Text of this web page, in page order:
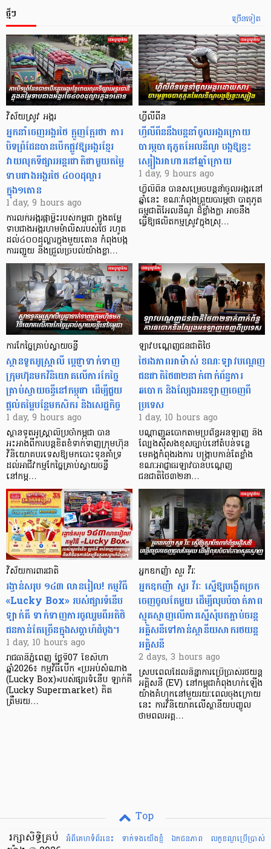
ច្រើនទៀត
ថ្មីៗ
វិស័យស្រូវ អង្ករ
អ្នកនាំចេញអង្ករថៃ ត្អូញត្អែរថា ការ
បិទព្រំដែនបានបើកផ្លូវឱ្យអង្ករខ្មែរ
វាយលុកទីផ្សារអន្តរជាតិជាមួយតម្លៃ
ទាបជាងអង្ករថៃ ៤០០ដុល្លារ
ក្នុង១តោន
1 day, 9 hours ago
ការលក់អង្ករផ្កាម្លិះរបស់កម្ពុជា ក្នុងតម្លៃ
ទាបជាងអង្ករហមម៉ាលិសរបស់ថៃ រហូត
ដល់៤០០ដុល្លារក្នុងមួយតោន កំពុងបង្ក
ការរញ្ជួយ និងជ្រួលច្របល់យ៉ាងខ្លា…
ហ្វីលីពីន
ហ្វីលីពីននឹងបន្តនាំចូលអង្ករក្រោយ
បារម្ភបាតុភូតអែលនីណូ បង្កឱ្យខ្វះ
ស្បៀងអាហារនៅឆ្នាំក្រោយ
1 day, 9 hours ago
ហ្វីលីពីន បាន​សម្រេចបន្តនាំចូលអង្ករនៅ
ឆ្នាំនេះ ខណៈកំពុងព្រួយបារម្ភថា បាតុភូត
ធម្មជាតិអែលនីណូ ដ៏ខ្លាំងក្លា​ អាចនឹង
ធ្វើឱ្យផលិតកម្មស្រូវក្នុងស្រុ…
ការកែច្នៃគ្រាប់ស្វាយចន្ទី
ស្ថានទូតអូស្ត្រាលី ប្តេជ្ញាទាក់ទាញ
ក្រុមហ៊ុនមក​វិនិយោគលើការកែច្នៃ
គ្រាប់ស្វាយចន្ទីនៅកម្ពុជា ដើម្បីជួយ
ផ្តល់តម្លៃបន្ថែមកសិករ និងសេដ្ឋកិច្ច
1 day, 9 hours ago
ស្ថានទូតអូស្ត្រាលីប្រចាំកម្ពុជា បាន
អះអាងពីការបន្តខិតខំទាក់ទាញក្រុមហ៊ុន
វិនិយោគបរទេសឱ្យមកបោះទុនគាំទ្រ
ដល់អាជីវកម្មកែច្នៃគ្រាប់ស្វាយចន្ទី
នៅកម្ព…
ឡាវបណ្តេញជនជាតិថៃ
ថៃរងភាពអាម៉ាស់ ខណៈឡាវបណ្តេញ
ជនជាតិថៃ៣២នាក់ពាក់ព័ន្ធការ
ឆបោក និងល្បែងអនឡាញចេញពី
ប្រទេស
1 day, 10 hours ago
បណ្តាញឆបោកតាមប្រព័ន្ធអនឡាញ និង
ល្បែងស៊ីសងខុសច្បាប់នៅតំបន់ទន្លេ
មេគង្គកំពុងរងការ បង្ក្រាប​កាន់តែខ្លាំង
ខណៈអាជ្ញាធរឡាវបានបណ្តេញ
ជនជាតិថៃ៣២នា…
វិស័យការពារជាតិ
រង្វាន់សរុប ១៤៣ លានរៀល! កម្មវិធី
«Lucky Box» របស់ផ្សារទំនើប
ឡាក់គី ទាក់ទាញការចូលរួមពីអតិថិ
ជនកាន់តែច្រើនក្នុងសប្តាហ៍ដំបូង។
1 day, 10 hours ago
រាជធានីភ្នំពេញ ថ្ងៃទី07 ខែសីហា
ឆ្នាំ2026៖ កម្មវិធីបើក «ប្រអប់សំណាង
(Lucky Box)»របស់ផ្សារទំនើប ឡាក់គី
(Lucky Supermarket) គិត
ត្រឹមរយ…
អ្នកឧកញ៉ា សួរ វីរៈ
អ្នកឧកញ៉ា សួរ វីរៈ ស្នើឱ្យបង្កើតច្រក
ចេញចូលតែមួយ ដើម្បីលុបបំបាត់ភាព
ស្មុគស្មាញលើការស្នើសុំបតភ្ជាប់ចរន្ត
អគ្គិសនីទៅកាន់ស្ថានីយសាករថយន្ត
អគ្គិសនី
2 days, 3 hours ago
ស្របពេលដែលនិន្នាការប្រើប្រាស់រថយន្ត
អគ្គិសនី (EV) នៅកម្ពុជាកំពុងហក់ឡើង
យ៉ាងគំហុកនៅមួយរយៈពេលចុងក្រោយ
នេះ ការវិនិយោគលើស្ថានីយបញ្ចូល
ថាមពលអគ្គ…
Top
អំពីគេហទំព័រនេះ
ទាក់ទងយើងខ្ញំ ឯកជនភាព លក្ខខណ្ឌ​ប្រើ​ប្រាស់
រក្សាសិទ្ធិគ្រប់